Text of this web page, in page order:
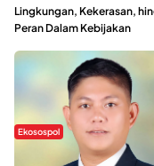
Lingkungan, Kekerasan,
Peran Dalam Kebijakan
Ekosospol
Slogan Pemberdayaan Lokal